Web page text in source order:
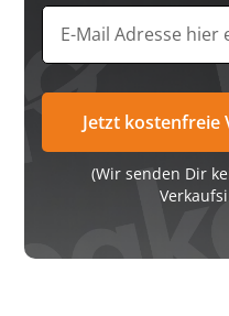
(Wir senden Dir